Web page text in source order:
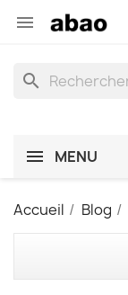

search
MENU
Accueil Blog